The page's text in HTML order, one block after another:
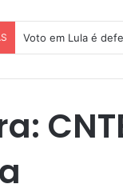
Voto em Lula é